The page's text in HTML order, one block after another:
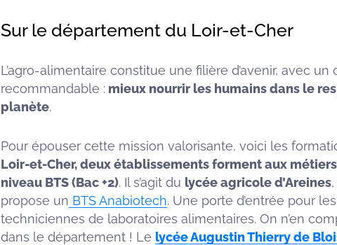
Sur le département du Loir-et-Cher
L’agro-alimentaire constitue une filière d’avenir, avec
recommandable : mieux nourrir les humains dans le
planète.
Pour épouser cette mission valorisante, voici les
Loir-et-Cher, deux établissements forment aux
niveau BTS (Bac +2). Il s’agit du lycée agricole d’Areines
propose un BTS Anabiotech. Une porte d’entrée pour
techniciennes de laboratoires alimentaires. On n’en
dans le département ! Le lycée Augustin Thierry de